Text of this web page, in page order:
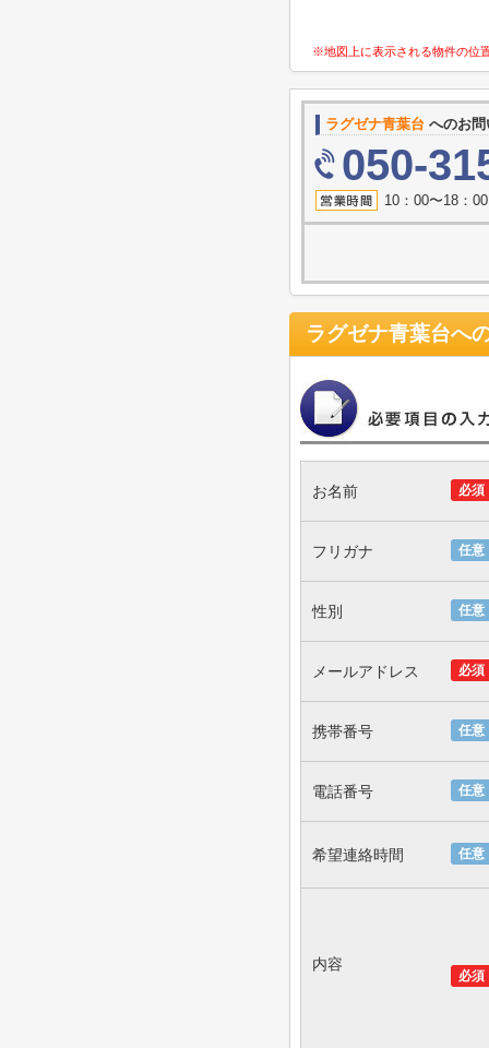
※地図上に表示される物件の位
ラグゼナ青葉台 へのお
050-
10：00〜18：
ラグゼナ青葉台へ
必須
お名前
任意
フリガナ
任意
性別
必須
メールアドレス
任意
携帯番号
任意
電話番号
任意
希望連絡時間
必須
内容